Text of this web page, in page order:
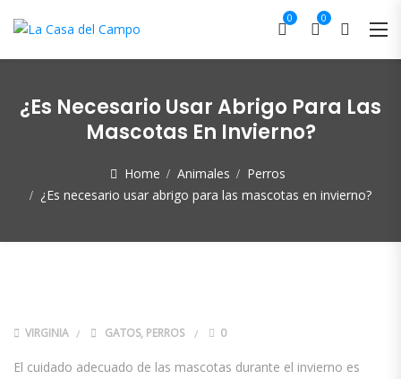
0 0
¿Es Necesario Usar Abrigo Para Las
Mascotas En Invierno?
Home Animales
Perros
¿Es necesario usar abrigo para las mascotas en invierno?
VIRGINIA GATOS, PERROS 0
El cuidado adecuado de las mascotas durante el invierno es